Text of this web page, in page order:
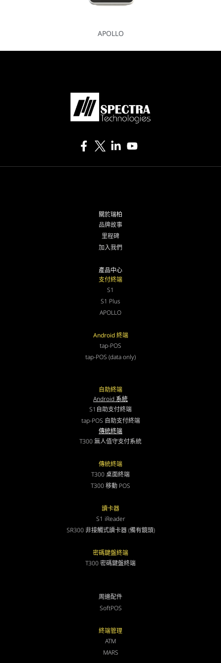
APOLLO
關於瑞柏
品牌故事
里程碑
加入我們
產品中心
支付終端
S1
S1 Plus
APOLLO
Android 終端
tap-POS
tap-POS (data only)
自助終端
Android 系統
S1自助支付終端
tap-POS 自助支付終端
傳統終端
T300 無人值守支付系統
傳統終端
T300 桌面終端
T300 移動 POS
讀卡器
S1 iReader
SR300 非接觸式讀卡器 (備有鏡頭)
密碼鍵盤終端
T300 密碼鍵盤終端
周邊配件
SoftPOS
終端管理
ATM
MARS